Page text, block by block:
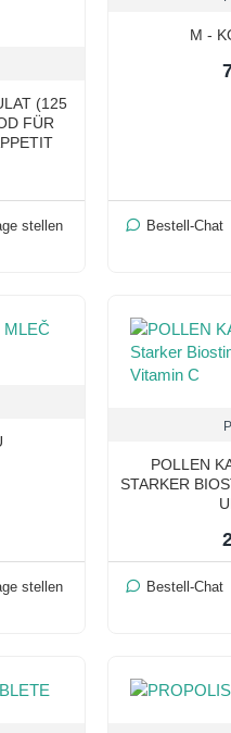
(125
FÜR
stellen
M -
Bestell-Chat
stellen
POLLEN
STARKER
Bestell-Chat